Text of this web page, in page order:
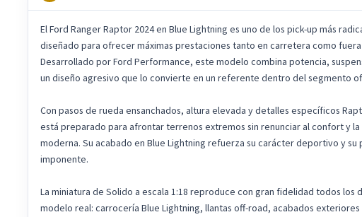
El Ford Ranger Raptor 2024 en Blue Lightning es uno de los pick-up más
diseñado para ofrecer máximas prestaciones tanto en carretera como
Desarrollado por Ford Performance, este modelo combina potencia,
un diseño agresivo que lo convierte en un referente dentro del segmento
Con pasos de rueda ensanchados, altura elevada y detalles específicos
está preparado para afrontar terrenos extremos sin renunciar al confort y
moderna. Su acabado en Blue Lightning refuerza su carácter deportivo y su
imponente.
La miniatura de Solido a escala 1:18 reproduce con gran fidelidad todos los
modelo real: carrocería Blue Lightning, llantas off-road, acabados